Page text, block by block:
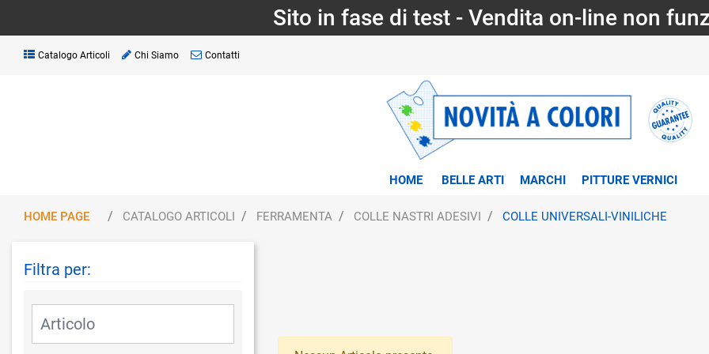
Sito in fase di test - Vendita on-line non
Catalogo Articoli Chi Siamo Contatti
HOME BELLE ARTI MARCHI PITTURE VERNICI
HOME PAGE CATALOGO ARTICOLI FERRAMENTA COLLE NASTRI ADESIVI COLLE UNIVERSALI-VINILICHE
Filtra per: